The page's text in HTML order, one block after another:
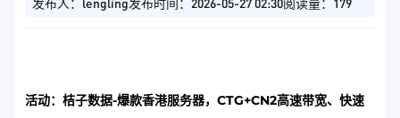
活动：桔子数据-爆款香港服务器，CTG+CN2高速带宽、快速